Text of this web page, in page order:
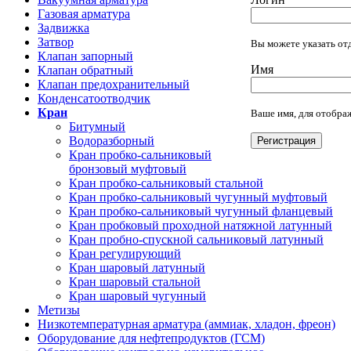
Вы можете указать
Имя
Ваше имя, для
Регистрация
Газовая арматура
Задвижка
Затвор
Клапан запорный
Клапан обратный
Клапан предохранительный
Конденсатоотводчик
Кран
Битумный
Водоразборный
Кран пробко-сальниковый
бронзовый муфтовый
Кран пробко-сальниковый стальной
Кран пробко-сальниковый чугунный муфтовый
Кран пробко-сальниковый чугунный фланцевый
Кран пробковый проходной натяжной латунный
Кран пробно-спускной сальниковый латунный
Кран регулирующий
Кран шаровый латунный
Кран шаровый стальной
Кран шаровый чугунный
Метизы
Низкотемпературная арматура (аммиак, хладон, фреон)
Оборудование для нефтепродуктов (ГСМ)